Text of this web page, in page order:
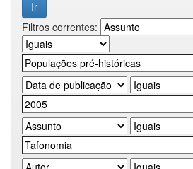
Filtros correntes: